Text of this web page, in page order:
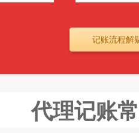
记账流程解
代理记账